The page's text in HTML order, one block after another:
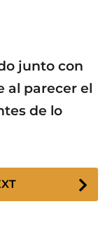
junto con
al parecer el
de lo